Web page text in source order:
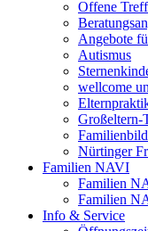
Offene
Angebote
Autismus
wellcome
Großeltern-
Nürtinger
Familien NAVI
Familien
Familien
Info & Service